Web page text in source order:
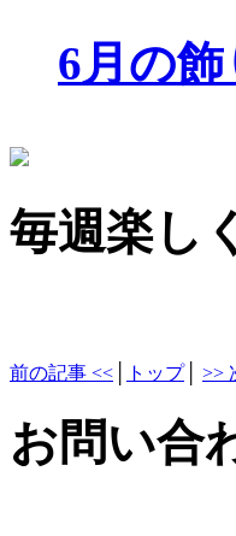
6月の
毎週楽し
前の記事 << トップ│ >>
お問い合